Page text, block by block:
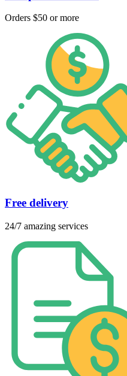
Orders $50 or more
Free delivery
24/7 amazing services